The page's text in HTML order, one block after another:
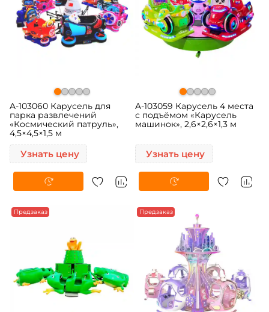
A-103060 Карусель для
парка развлечений
«Космический патруль»,
4,5×4,5×1,5 м
Узнать цену
A-103059 Карусель 4 места
с подъёмом «Карусель
машинок», 2,6×2,6×1,3 м
Узнать цену
Предзаказ Предзаказ